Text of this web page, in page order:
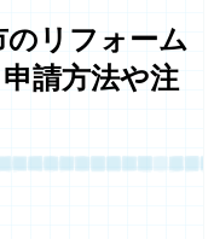
のリフォーム
請方法や注